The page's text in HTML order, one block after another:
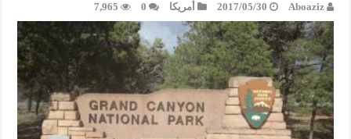
Aboaziz
2017/05/30 أمريكا 0
7,965